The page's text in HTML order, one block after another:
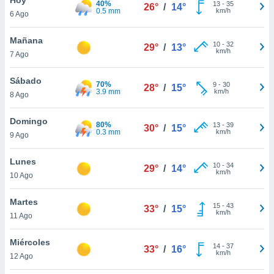
en
más
nuestra
de
cookies
aceptar
6 Ago
40%
0.5 mm
26° / 14° 13- 35
km/h
Mañana
7 Ago
29° / 13° 10- 32
km/h
Sábado
8 Ago
70%
3.9 mm
28° / 15° 9- 30
km/h
Domingo
9 Ago
80%
0.3 mm
30° / 15° 13- 39
km/h
Lunes
10 Ago
29° / 14° 10- 34
km/h
Martes
11 Ago
33° / 15° 15- 43
km/h
Miércoles
12 Ago
33° / 16° 14- 37
km/h